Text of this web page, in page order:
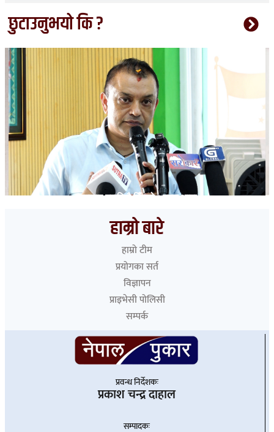
छुटाउनुभयो कि ?
सरकार बरालिदै हिँड्यो : गगन थापा
हाम्रो बारे
हाम्रो टीम
प्रयोगका सर्त
विज्ञापन
प्राइभेसी पोलिसी
सम्पर्क
प्रवन्ध निर्देशकः
प्रकाश चन्द्र दाहाल
सम्पादकः